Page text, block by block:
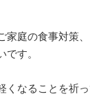
家庭の食事対策
す。
なることを祈っ